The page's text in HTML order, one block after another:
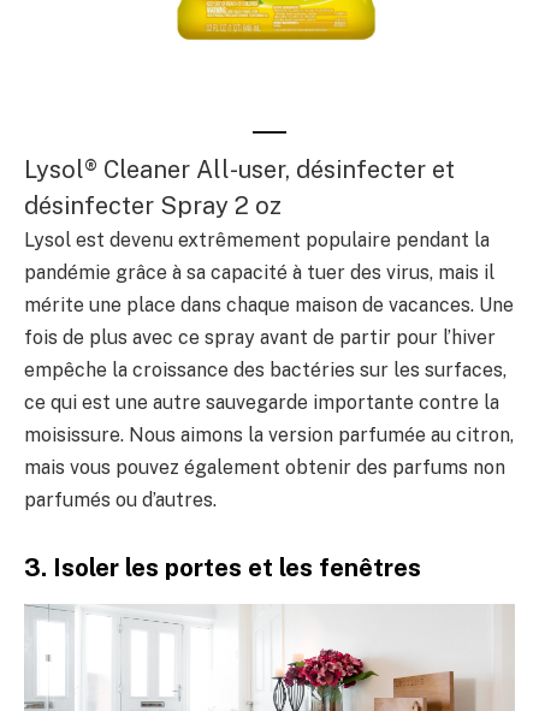
Lysol® Cleaner All-user, désinfecter et
désinfecter Spray 2 oz
Lysol est devenu extrêmement populaire pendant la
pandémie grâce à sa capacité à tuer des virus, mais il
mérite une place dans chaque maison de vacances. Une
fois de plus avec ce spray avant de partir pour l’hiver
empêche la croissance des bactéries sur les surfaces,
ce qui est une autre sauvegarde importante contre la
moisissure. Nous aimons la version parfumée au citron,
mais vous pouvez également obtenir des parfums non
parfumés ou d’autres.
3. Isoler les portes et les fenêtres